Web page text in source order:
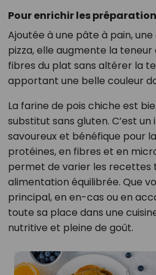
Pour enrichir les
Ajoutée à une pâte à pain,
pizza, elle augmente la
fibres du plat sans altérer la
apportant une belle couleur
La farine de pois chiche est
substitut sans gluten. C’est
savoureux et bénéfique pour
protéines, en fibres et en
permet de varier les recettes
alimentation équilibrée. Que
principal, en en-cas ou en
toute sa place dans une
nutritive et pleine de goût.